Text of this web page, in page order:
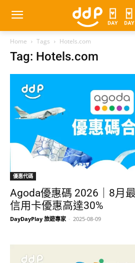
Home Tags Hotels.com
Tag: Hotels.com
優惠代碼
Agoda優惠碼 2026｜8月
信用卡優惠高達30%
DayDayPlay 旅遊專家 - 2025-08-09